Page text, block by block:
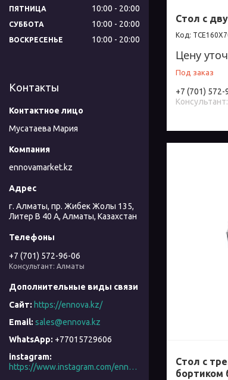
Стол с
Цену
Под заказ
+7 (701) 572-
Стол с
бортиком
ПЯТНИЦА 10:00 20:00
СУББОТА 10:00 20:00
ВОСКРЕСЕНЬЕ 10:00 20:00
Контакты
Мусатаева Мария
ennovamarket.kz
г. Алматы, пр. Жибек Жолы 135,
Литер В 40 А, Алматы, Казахстан
+7 (701) 572-96-06
Консультант: Алматы
https://ennova.kz/
sales@ennova.kz
+77015729606
instagram
https://www.instagram.com/ennova_horeca/